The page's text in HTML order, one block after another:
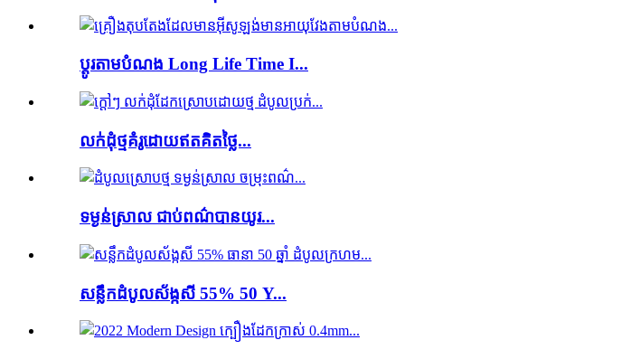
ប្ដូរតាមបំណង Long Life Time I...
លក់ដុំថ្មគំរូដោយឥតគិតថ្លៃ...
ទម្ងន់ស្រាល ជាប់ពណ៌បានយូរ...
សន្លឹកដំបូលស័ង្កសី 55% 50 Y...